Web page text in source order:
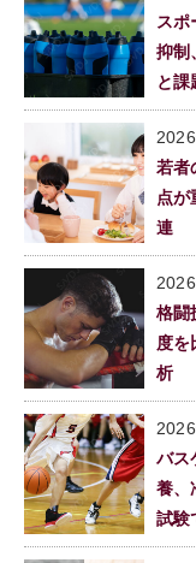
ス
抑制
と課
若者
点
連
格闘
度
析
バス
養、
試験